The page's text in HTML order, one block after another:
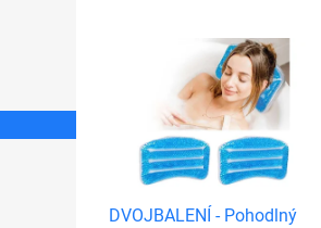
DVOJBALENÍ - Pohodlný